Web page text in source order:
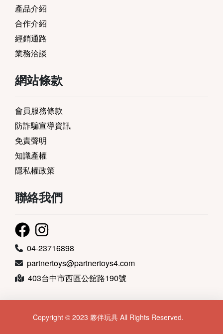
產品介紹
合作介紹
經銷通路
業務洽談
網站條款
會員服務條款
防詐騙宣導資訊
免責聲明
知識產權
隱私權政策
聯絡我們
04-23716898
partnertoys@partnertoys4.com
403台中市西區公舘路190號
Copyright © 2023 夥伴玩具 All Rights Reserved.